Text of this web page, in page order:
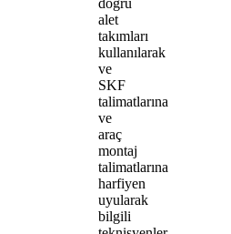
alet
takımları
kullanılarak
ve
SKF
talimatlarına
ve
araç
montaj
talimatlarına
harfiyen
uyularak
bilgili